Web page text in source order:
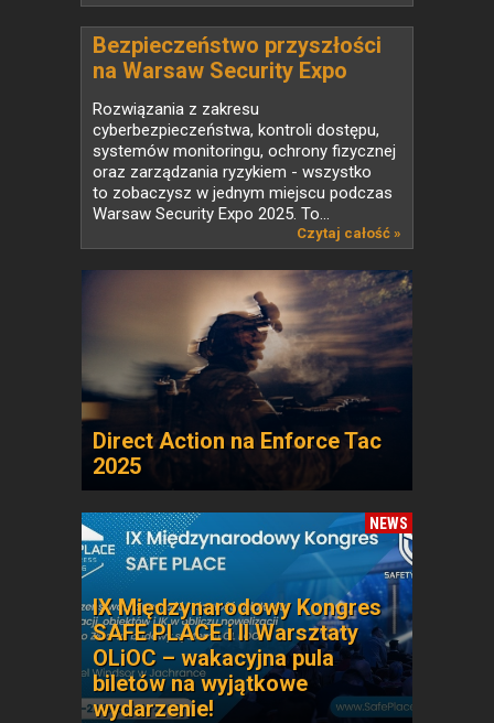
Bezpieczeństwo przyszłości
na Warsaw Security Expo
Rozwiązania z zakresu
cyberbezpieczeństwa, kontroli dostępu,
systemów monitoringu, ochrony fizycznej
oraz zarządzania ryzykiem - wszystko
to zobaczysz w jednym miejscu podczas
Warsaw Security Expo 2025. To...
Czytaj całość »
Direct Action na Enforce Tac
2025
NEWS
IX Międzynarodowy Kongres
SAFE PLACE i II Warsztaty
OLiOC – wakacyjna pula
biletów na wyjątkowe
wydarzenie!